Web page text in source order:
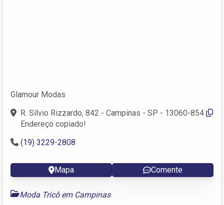
Glamour Modas
R. Sílvio Rizzardo, 842 - Campinas - SP - 13060-854
Endereço copiado!
(19) 3229-2808
Mapa Comente
Moda Tricô em Campinas